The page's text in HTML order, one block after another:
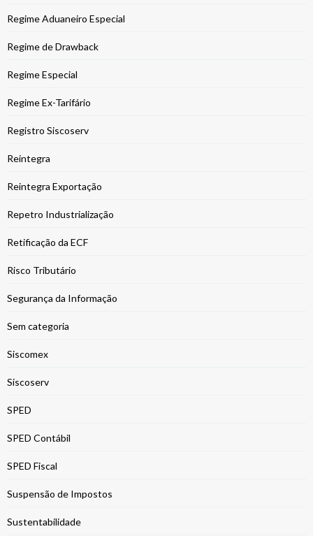
Regime Aduaneiro Especial
Regime de Drawback
Regime Especial
Regime Ex-Tarifário
Registro Siscoserv
Reintegra
Reintegra Exportação
Repetro Industrialização
Retificação da ECF
Risco Tributário
Segurança da Informação
Sem categoria
Siscomex
Siscoserv
SPED
SPED Contábil
SPED Fiscal
Suspensão de Impostos
Sustentabilidade